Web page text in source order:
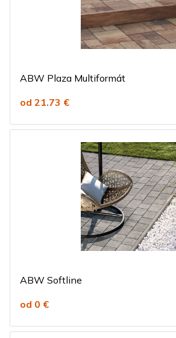
ABW Plaza Multiformát
od 21.73 €
ABW Softline
od 0 €